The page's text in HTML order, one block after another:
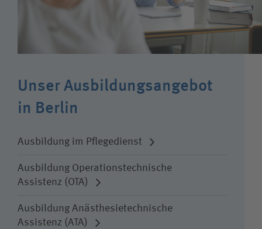
Unser Ausbildungsangebot
in Berlin
Ausbildung im Pflegedienst
Ausbildung Operationstechnische
Assistenz (OTA)
Ausbildung Anästhesietechnische
Assistenz (ATA)